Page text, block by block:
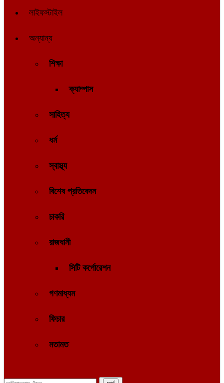
লাইফস্টাইল
অন্যান্য
শিক্ষা
ক্যাম্পাস
সাহিত্য
ধর্ম
স্বাস্থ্য
বিশেষ প্রতিবেদন
চাকরি
রাজধানী
সিটি কর্পোরেশন
গণমাধ্যম
ফিচার
মতামত